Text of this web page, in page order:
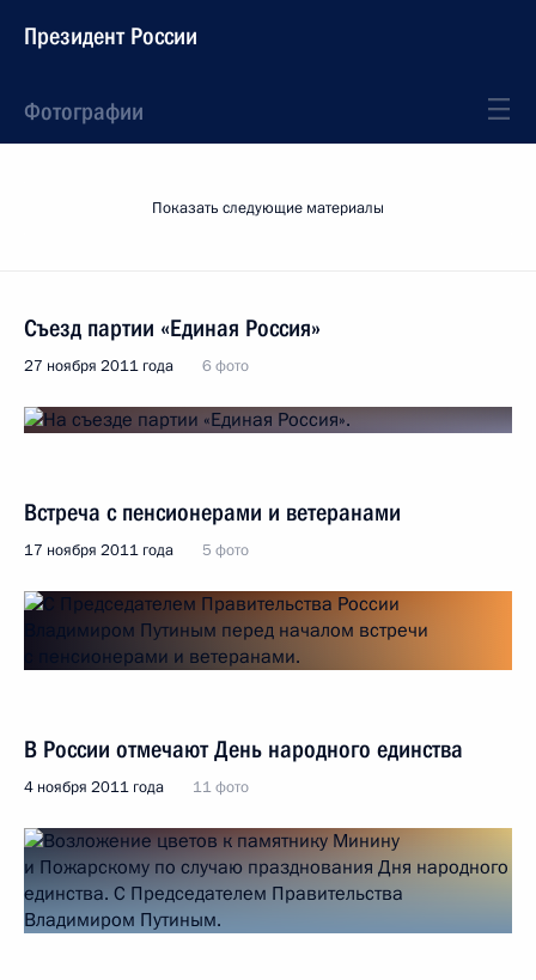
Президент России
Фотографии
Показать следующие материалы
Съезд партии «Единая Россия»
27 ноября 2011 года 6 фото
Встреча с пенсионерами и ветеранами
17 ноября 2011 года 5 фото
В России отмечают День народного единства
4 ноября 2011 года 11 фото